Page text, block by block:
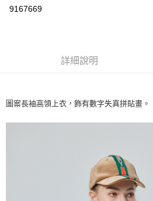
運送方式
9167669
詳細說明
圖案長袖高領上衣，飾有數字失真拼貼畫。